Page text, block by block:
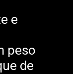
e
peso
de